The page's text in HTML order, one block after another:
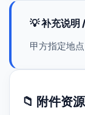
💡 补充说明
甲方指定地点
📁 附件资